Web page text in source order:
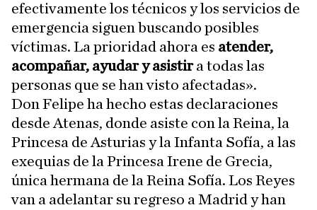
efectivamente los técnicos y los servicios de
emergencia siguen buscando posibles
víctimas. La prioridad ahora es atender,
acompañar, ayudar y asistira todas las
personas que se han visto afectadas».
Don Felipe ha hecho estas declaraciones
desde Atenas, donde asiste con la Reina, la
Princesa de Asturias y la Infanta Sofía, a las
exequias de la Princesa Irene de Grecia,
única hermana de la Reina Sofía. Los Reyes
van a adelantar su regreso a Madrid y han